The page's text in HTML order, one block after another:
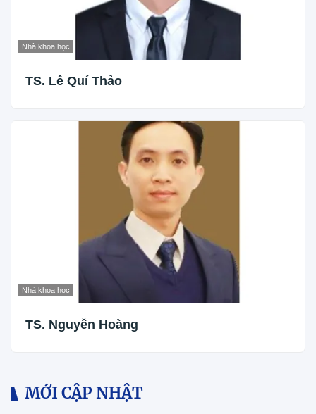
Nhà khoa học
TS. Lê Quí Thảo
Nhà khoa học
TS. Nguyễn Hoàng
MỚI CẬP NHẬT